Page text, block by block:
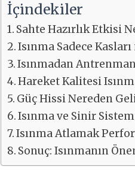
İçindekiler
Sahte Hazırlık Etkisi
Isınma Sadece Kasları
Isınmadan
Hareket Kalitesi
Güç Hissi Nereden
Isınma ve Sinir
Isınma Atlamak
Sonuç: Isınmanın